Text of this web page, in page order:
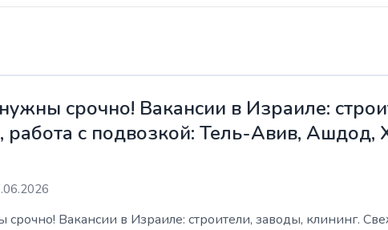
срочно! Вакансии в Израиле:
работа с подвозкой: Тель-Авив, Ашдод,
срочно! Вакансии в Израиле: строители, заводы, клининг.